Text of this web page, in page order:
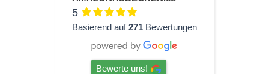
5
Basierend auf271 Bewertungen
Bewerte uns!